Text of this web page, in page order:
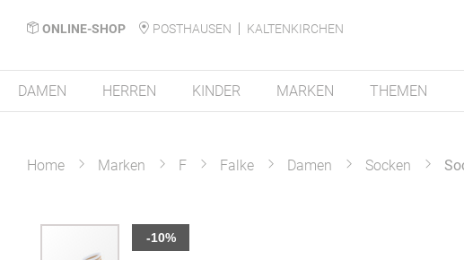
ONLINE-SHOP POSTHAUSEN
KALTENKIRCHEN
DAMEN HERREN KINDER MARKEN THEMEN
Home Marken F Falke Damen Socken
Zum
-10%